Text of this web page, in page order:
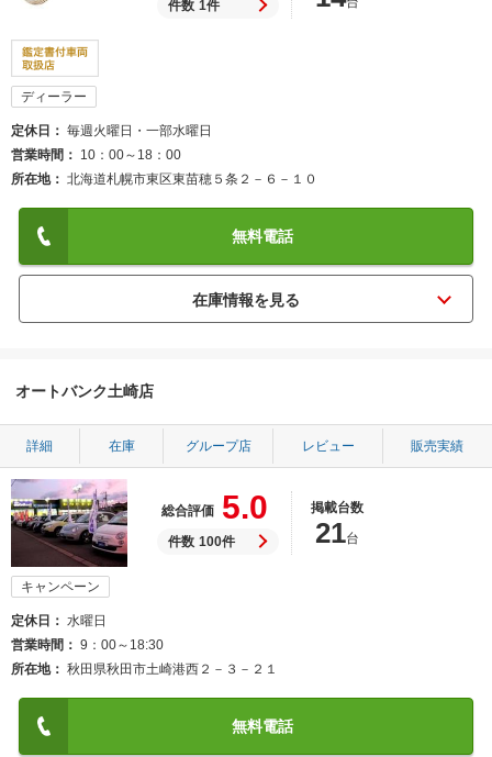
件数 1件
ディーラー
定休日
毎週火曜日・一部水曜日
営業時間
10：00～18：00
所在地
北海道札幌市東区東苗穂５条２－６－１０
無料電話
オートバンク土崎店
詳細 在庫 グループ店 レビュー 販売実績
総合評価 5.0
件数 100件
掲載台数
21台
キャンペーン
定休日
水曜日
営業時間
9：00～18:30
所在地
秋田県秋田市土崎港西２－３－２１
無料電話